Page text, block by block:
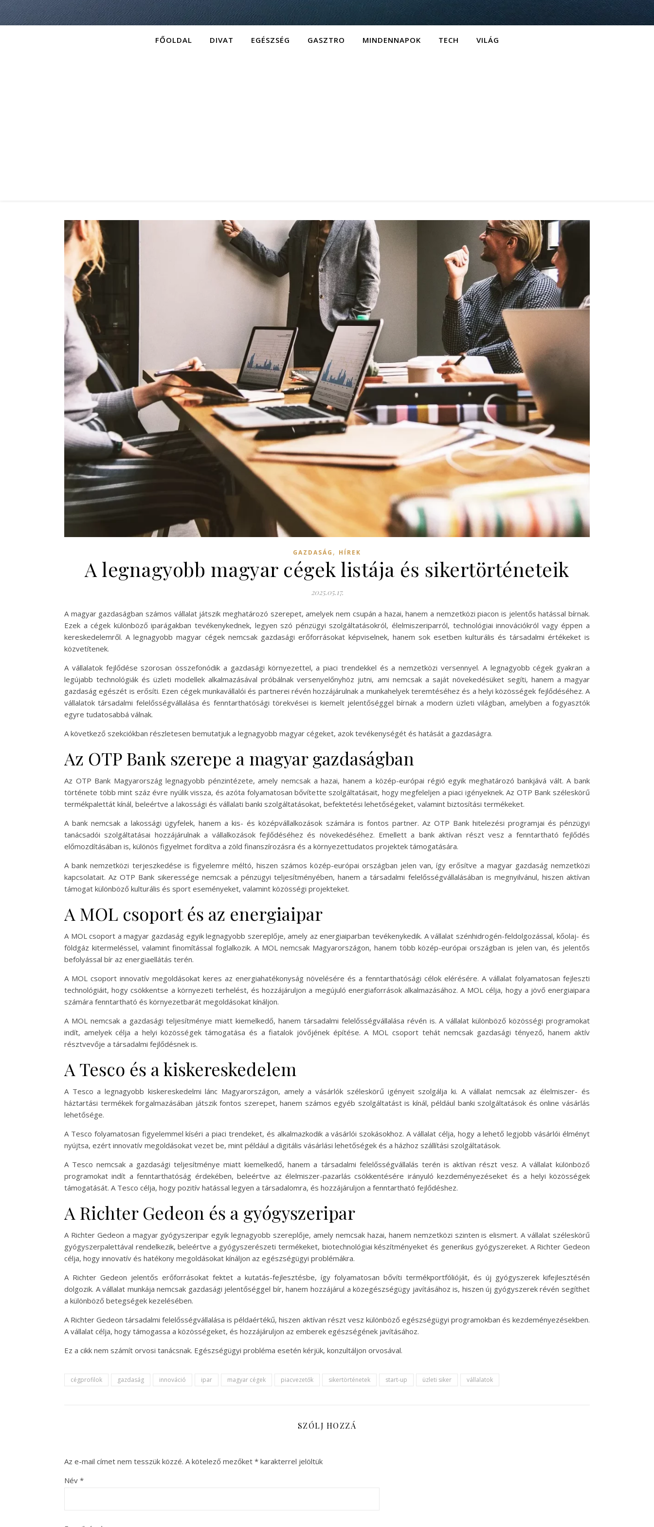
FŐOLDAL DIVAT EGÉSZSÉG GASZTRO MINDENNAPOK TECH VILÁG
GAZDASÁG , HÍREK
A legnagyobb magyar cégek listája és sikertörténeteik
2025.05.17.
A magyar gazdaságban számos vállalat játszik meghatározó szerepet, amelyek nem csupán a hazai, hanem a nemzetközi piacon is jelentős hatással bírnak.
Ezek a cégek különböző iparágakban tevékenykednek, legyen szó pénzügyi szolgáltatásokról, élelmiszeriparról, technológiai innovációkról vagy éppen a
kereskedelemről. A legnagyobb magyar cégek nemcsak gazdasági erőforrásokat képviselnek, hanem sok esetben kulturális és társadalmi értékeket is
közvetítenek.
A vállalatok fejlődése szorosan összefonódik a gazdasági környezettel, a piaci trendekkel és a nemzetközi versennyel. A legnagyobb cégek gyakran a
legújabb technológiák és üzleti modellek alkalmazásával próbálnak versenyelőnyhöz jutni, ami nemcsak a saját növekedésüket segíti, hanem a magyar
gazdaság egészét is erősíti. Ezen cégek munkavállalói és partnerei révén hozzájárulnak a munkahelyek teremtéséhez és a helyi közösségek fejlődéséhez. A
vállalatok társadalmi felelősségvállalása és fenntarthatósági törekvései is kiemelt jelentőséggel bírnak a modern üzleti világban, amelyben a fogyasztók
egyre tudatosabbá válnak.
A következő szekciókban részletesen bemutatjuk a legnagyobb magyar cégeket, azok tevékenységét és hatását a gazdaságra.
Az OTP Bank szerepe a magyar gazdaságban
Az OTP Bank Magyarország legnagyobb pénzintézete, amely nemcsak a hazai, hanem a közép-európai régió egyik meghatározó bankjává vált. A bank
története több mint száz évre nyúlik vissza, és azóta folyamatosan bővítette szolgáltatásait, hogy megfeleljen a piaci igényeknek. Az OTP Bank széleskörű
termékpalettát kínál, beleértve a lakossági és vállalati banki szolgáltatásokat, befektetési lehetőségeket, valamint biztosítási termékeket.
A bank nemcsak a lakossági ügyfelek, hanem a kis- és középvállalkozások számára is fontos partner. Az OTP Bank hitelezési programjai és pénzügyi
tanácsadói szolgáltatásai hozzájárulnak a vállalkozások fejlődéséhez és növekedéséhez. Emellett a bank aktívan részt vesz a fenntartható fejlődés
előmozdításában is, különös figyelmet fordítva a zöld finanszírozásra és a környezettudatos projektek támogatására.
A bank nemzetközi terjeszkedése is figyelemre méltó, hiszen számos közép-európai országban jelen van, így erősítve a magyar gazdaság nemzetközi
kapcsolatait. Az OTP Bank sikeressége nemcsak a pénzügyi teljesítményében, hanem a társadalmi felelősségvállalásában is megnyilvánul, hiszen aktívan
támogat különböző kulturális és sport eseményeket, valamint közösségi projekteket.
A MOL csoport és az energiaipar
A MOL csoport a magyar gazdaság egyik legnagyobb szereplője, amely az energiaiparban tevékenykedik. A vállalat szénhidrogén-feldolgozással, kőolaj- és
földgáz kitermeléssel, valamint finomítással foglalkozik. A MOL nemcsak Magyarországon, hanem több közép-európai országban is jelen van, és jelentős
befolyással bír az energiaellátás terén.
A MOL csoport innovatív megoldásokat keres az energiahatékonyság növelésére és a fenntarthatósági célok elérésére. A vállalat folyamatosan fejleszti
technológiáit, hogy csökkentse a környezeti terhelést, és hozzájáruljon a megújuló energiaforrások alkalmazásához. A MOL célja, hogy a jövő energiaipara
számára fenntartható és környezetbarát megoldásokat kínáljon.
A MOL nemcsak a gazdasági teljesítménye miatt kiemelkedő, hanem társadalmi felelősségvállalása révén is. A vállalat különböző közösségi programokat
indít, amelyek célja a helyi közösségek támogatása és a fiatalok jövőjének építése. A MOL csoport tehát nemcsak gazdasági tényező, hanem aktív
résztvevője a társadalmi fejlődésnek is.
A Tesco és a kiskereskedelem
A Tesco a legnagyobb kiskereskedelmi lánc Magyarországon, amely a vásárlók széleskörű igényeit szolgálja ki. A vállalat nemcsak az élelmiszer- és
háztartási termékek forgalmazásában játszik fontos szerepet, hanem számos egyéb szolgáltatást is kínál, például banki szolgáltatások és online vásárlás
lehetősége.
A Tesco folyamatosan figyelemmel kíséri a piaci trendeket, és alkalmazkodik a vásárlói szokásokhoz. A vállalat célja, hogy a lehető legjobb vásárlói élményt
nyújtsa, ezért innovatív megoldásokat vezet be, mint például a digitális vásárlási lehetőségek és a házhoz szállítási szolgáltatások.
A Tesco nemcsak a gazdasági teljesítménye miatt kiemelkedő, hanem a társadalmi felelősségvállalás terén is aktívan részt vesz. A vállalat különböző
programokat indít a fenntarthatóság érdekében, beleértve az élelmiszer-pazarlás csökkentésére irányuló kezdeményezéseket és a helyi közösségek
támogatását. A Tesco célja, hogy pozitív hatással legyen a társadalomra, és hozzájáruljon a fenntartható fejlődéshez.
A Richter Gedeon és a gyógyszeripar
A Richter Gedeon a magyar gyógyszeripar egyik legnagyobb szereplője, amely nemcsak hazai, hanem nemzetközi szinten is elismert. A vállalat széleskörű
gyógyszerpalettával rendelkezik, beleértve a gyógyszerészeti termékeket, biotechnológiai készítményeket és generikus gyógyszereket. A Richter Gedeon
célja, hogy innovatív és hatékony megoldásokat kínáljon az egészségügyi problémákra.
A Richter Gedeon jelentős erőforrásokat fektet a kutatás-fejlesztésbe, így folyamatosan bővíti termékportfólióját, és új gyógyszerek kifejlesztésén
dolgozik. A vállalat munkája nemcsak gazdasági jelentőséggel bír, hanem hozzájárul a közegészségügy javításához is, hiszen új gyógyszerek révén segíthet
a különböző betegségek kezelésében.
A Richter Gedeon társadalmi felelősségvállalása is példaértékű, hiszen aktívan részt vesz különböző egészségügyi programokban és kezdeményezésekben.
A vállalat célja, hogy támogassa a közösségeket, és hozzájáruljon az emberek egészségének javításához.
Ez a cikk nem számít orvosi tanácsnak. Egészségügyi probléma esetén kérjük, konzultáljon orvosával.
cégprofilok gazdaság innováció ipar magyar cégek piacvezetők sikertörténetek start-up üzleti siker vállalatok
SZÓLJ HOZZÁ
Az e-mail címet nem tesszük közzé. A kötelező mezőket * karakterrel jelöltük
Név *